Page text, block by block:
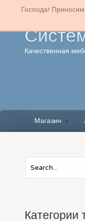
Качественная
Магазин
Категории
Господа! Приносим